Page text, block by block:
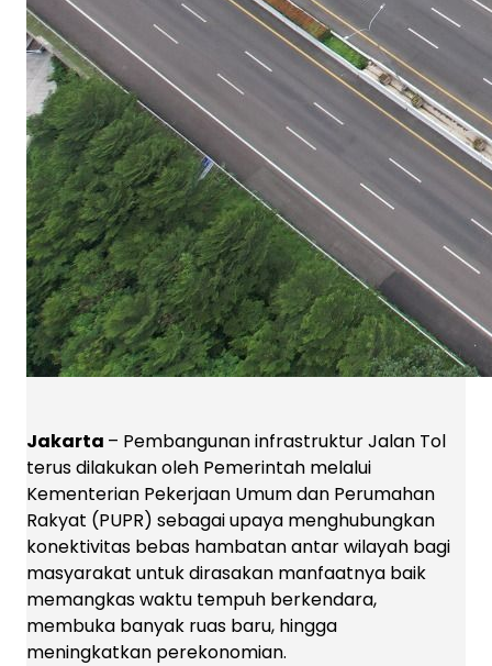
Jakarta – Pembangunan infrastruktur Jalan Tol
terus dilakukan oleh Pemerintah melalui
Kementerian Pekerjaan Umum dan Perumahan
Rakyat (PUPR) sebagai upaya menghubungkan
konektivitas bebas hambatan antar wilayah bagi
masyarakat untuk dirasakan manfaatnya baik
memangkas waktu tempuh berkendara,
membuka banyak ruas baru, hingga
meningkatkan perekonomian.